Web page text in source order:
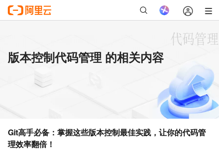
版本控制代码管理 的相关内容
Git高手必备：掌握这些版本控制最佳实践，让你的代码管
理效率翻倍！